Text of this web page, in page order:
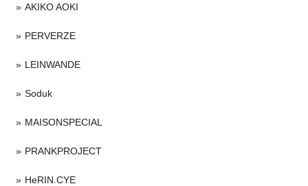
AKIKO AOKI
PERVERZE
LEINWANDE
Soduk
MAISONSPECIAL
PRANKPROJECT
HeRIN.CYE